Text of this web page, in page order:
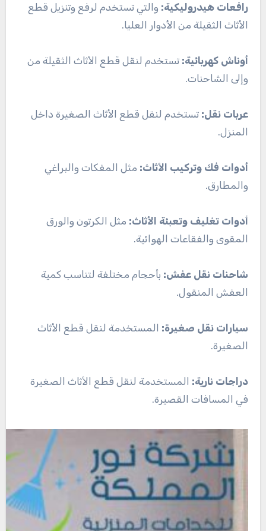
رافعات هيدروليكية: والتي تستخدم لرفع وتنزيل قطع
الأثاث الثقيلة من الأدوار العليا.
أوناش كهربائية: تستخدم لنقل قطع الأثاث الثقيلة من
وإلى الشاحنات.
عربات نقل: تستخدم لنقل قطع الأثاث الصغيرة داخل
المنزل.
أدوات فك وتركيب الأثاث: مثل المفكات والبراغي
والمطارق.
أدوات تغليف وتعبئة الأثاث: مثل الكرتون والورق
المقوى والفقاعات الهوائية.
شاحنات نقل عفش: بأحجام مختلفة لتناسب كمية
العفش المنقول.
سيارات نقل صغيرة: المستخدمة لنقل قطع الأثاث
الصغيرة.
دراجات نارية: المستخدمة لنقل قطع الأثاث الصغيرة
في المسافات القصيرة.